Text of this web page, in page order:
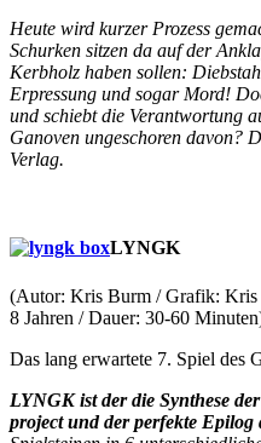
Heute wird kurzer Prozess
Schurken sitzen da auf der
Kerbholz haben sollen:
Erpressung und sogar Mord!
und schiebt die Verantwortung
Ganoven ungeschoren davon?
Verlag.
LYNGK
(Autor: Kris Burm / Grafik: Kris
8 Jahren / Dauer: 30-60
Das lang erwartete 7. Spiel des
LYNGK ist der die Synthese
project und der perfekte Epilog